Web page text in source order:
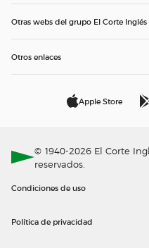
Otras webs del grupo El Corte Inglés
Otros enlaces
Apple Store
© 1940-2026 El Corte
reservados.
Condiciones de uso
Política de privacidad